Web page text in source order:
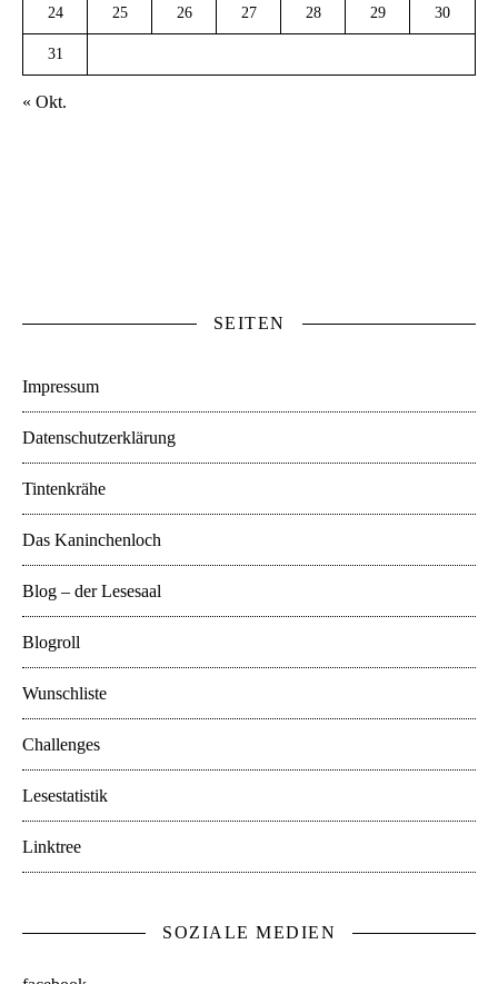
24 25 26 27 28 29 30
31
« Okt.
SEITEN
Impressum
Datenschutzerklärung
Tintenkrähe
Das Kaninchenloch
Blog – der Lesesaal
Blogroll
Wunschliste
Challenges
Lesestatistik
Linktree
SOZIALE MEDIEN